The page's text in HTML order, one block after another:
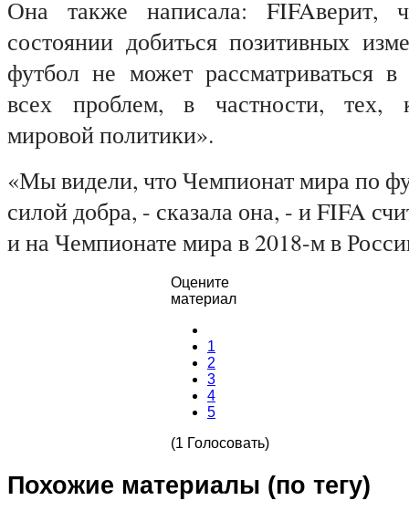
Она также написала: FIFAверит,
состоянии добиться позитивных
футбол не может рассматриваться
всех проблем, в частности, тех,
мировой политики».
«Мы видели, что Чемпионат мира по
силой добра, - сказала она, - иFIFA
и на Чемпионате мира в 2018-м в
Оцените
материал
1
2
3
4
5
(1 Голосовать)
Похожие материалы (по тегу)